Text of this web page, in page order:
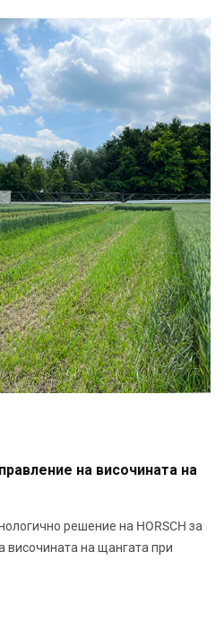
на височината на
решение на HORSCH за
височината на щангата при